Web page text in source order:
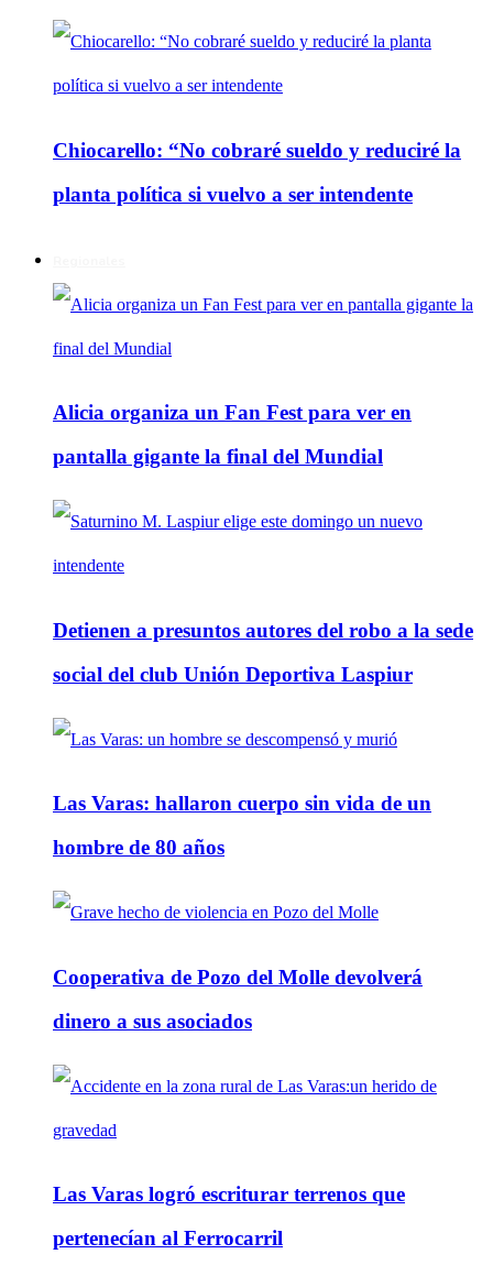
Chiocarello: “No cobraré sueldo y reduciré la
planta política si vuelvo a ser intendente
Alicia organiza un Fan Fest para ver en
pantalla gigante la final del Mundial
Detienen a presuntos autores del robo a la sede
social del club Unión Deportiva Laspiur
Las Varas: hallaron cuerpo sin vida de un
hombre de 80 años
Cooperativa de Pozo del Molle devolverá
dinero a sus asociados
Las Varas logró escriturar terrenos que
pertenecían al Ferrocarril